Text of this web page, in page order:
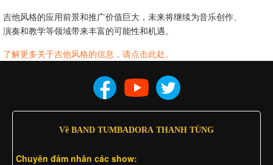
吉他风格的应用前景和推广价值巨大，未来将继续为音乐创作、
演奏和教学等领域带来丰富的可能性和机遇。
了解更多关于吉他风格的信息，请点击此处。
Về BAND TUMBADORA THANH TÙNG
Chuyên đảm nhân các show: